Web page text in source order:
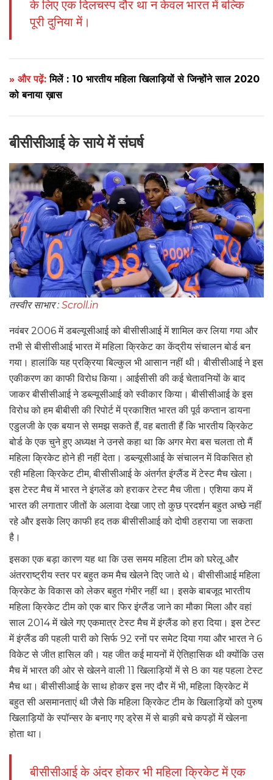
के लिए एक दिलचस्प दौर था न केवल भारत में बल्कि
पूरी दुनिया में।
» और पढ़ें:मिलें : 10 भारतीय महिला खिलाड़ियों से जिन्होंने साल 2020
को बनाया ख़ास
बीसीसीआई के साये में संघर्ष
तस्वीर साभार : Scroll.in
नवंबर 2006 में डबल्यूसीआई को बीसीसीआई में शामिल कर लिया गया और
तभी से बीसीसीआई भारत में महिला क्रिकेट का केंद्रीय संचालन बोर्ड बन
गया। हालांकि यह प्रक्रिया बिल्कुल भी आसान नहीं थी। बीसीसीआई ने इस
एकीकरण का काफी विरोध किया। आईसीसी की कई चेतावनियों के बाद
जाकर बीसीसीआई ने डब्ल्यूसीआई को स्वीकार किया। बीसीसीआई के इस
विरोध को हम बीबीसी की रिपोर्ट में प्रकाशित भारत की पूर्व कप्तान डायना
एडुलजी के एक बयान से समझ सकते हैं, वह बताती हैं कि भारतीय क्रिकेट
बोर्ड के एक चुने हुए अध्यक्ष ने उनसे कहा था कि अगर मेरा बस चलता तो मैं
महिला क्रिकेट होने ही नहीं देता। डब्ल्यूसीआई के संचालन में विकसित हो
रही महिला क्रिकेट टीम, बीसीसीआई के अंतर्गत इंग्लैंड में टेस्ट मैच खेला।
इस टेस्ट मैच में भारत ने इंगलेंड को हराकर टेस्ट मैच जीता। एशिया कप में
भारत की लगातार जीतों के अलावा देखा जाए तो कुछ प्रदर्शन बहुत अच्छे नहीं
रहे और इसके लिए काफी हद तक बीसीसीआई को दोषी ठहराया जा सकता
है।
इसका एक बड़ा कारण यह था कि उस समय महिला टीम को घरेलू और
अंतरराष्ट्रीय स्तर पर बहुत कम मैच खेलने दिए जाते थे। बीसीसीआई महिला
क्रिकेट के विकास को लेकर बहुत गंभीर नहीं था। इसके बाबजूद भारतीय
महिला क्रिकेट टीम को एक बार फिर इंग्लैंड जाने का मौका मिला और वहां
साल 2014 में खेले गए एकमात्र टेस्ट मैच में इंग्लैंड को हरा दिया। इस टेस्ट
में इंग्लैंड की पहली पारी को सिर्फ 92 रनों पर समेट दिया गया और भारत ने 6
विकेट से जीत हासिल की। यह जीत कई मायनों में ऐतिहासिक थी क्योंकि उस
मैच में भारत की ओर से खेलने वाली 11 खिलाड़ियों में से 8 का यह पहला टेस्ट
मैच था। बीसीसीआई के साथ होकर इस नए दौर में भी, महिला क्रिकेट में
बहुत सी असमानताएं थी जैसे कि महिला क्रिकेट टीम के खिलाड़ियों को पुरुष
खिलाड़ियों के स्पॉन्सर के बनाए गए ड्रेस में से बाक़ी बचे कपड़ों में खेलना
होता था।
बीसीसीआई के अंदर होकर भी महिला क्रिकेट में एक